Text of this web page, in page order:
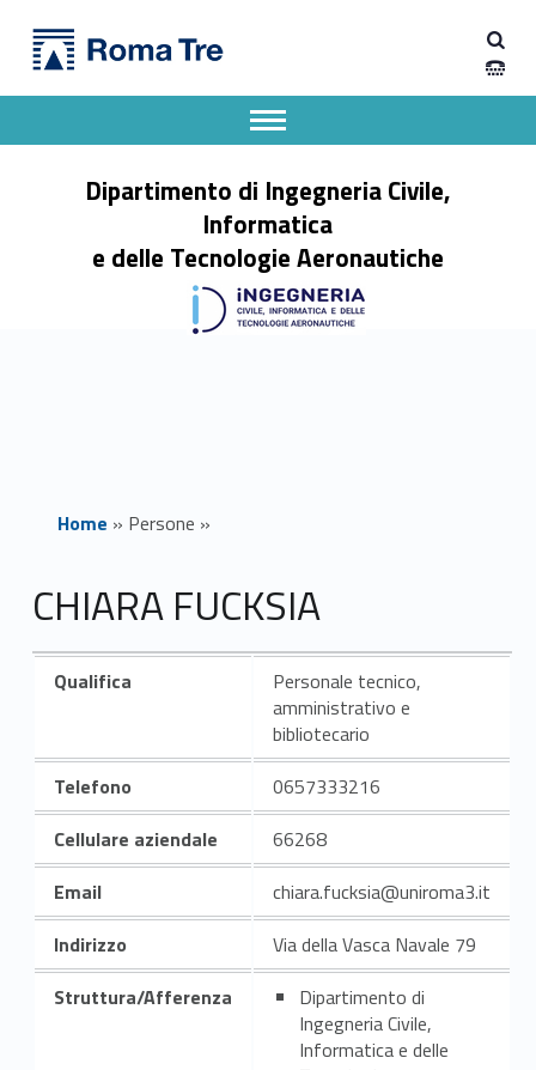
CHIARA FUCKSIA - Dipartimento di Ingegneria Civile, Informatica e delle Tecnologie Aeronautiche
Dipartimento di Ingegneria Civile,
Informatica
e delle Tecnologie Aeronautiche
Apri il menu secondario
Header info sidebar
Home » Persone »
CHIARA FUCKSIA
Qualifica
Personale tecnico,
amministrativo e
bibliotecario
Telefono
0657333216
Cellulare aziendale
66268
Email
chiara.fucksia@uniroma3.it
Indirizzo
Via della Vasca Navale 79
Struttura/Afferenza
Dipartimento di
Ingegneria Civile,
Informatica e delle